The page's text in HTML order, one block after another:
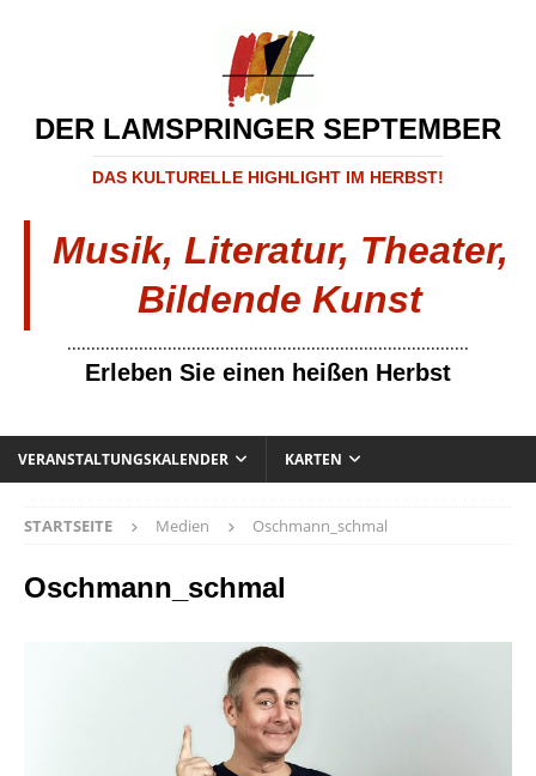
DER LAMSPRINGER SEPTEMBER
DAS KULTURELLE HIGHLIGHT IM HERBST!
Musik, Literatur, Theater,
Bildende Kunst
....................................................................................
Erleben Sie einen heißen Herbst
VERANSTALTUNGSKALENDER KARTEN
STARTSEITE Medien Oschmann_schmal
Oschmann_schmal